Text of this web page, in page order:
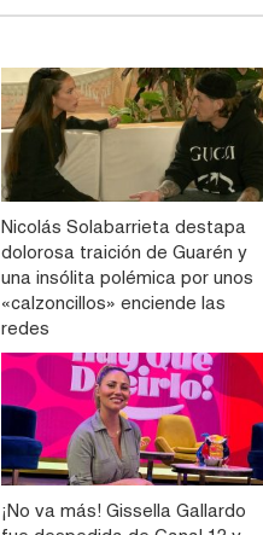
Nicolás Solabarrieta destapa
dolorosa traición de Guarén y
una insólita polémica por unos
«calzoncillos» enciende las
redes
¡No va más! Gissella Gallardo